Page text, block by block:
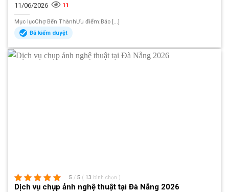
11/06/2026 11
Mục lụcChợ Bến ThànhƯu điểm:Bảo [...]
Đã kiểm duyệt
5 / 5 ( 13 bình chọn )
Dịch vụ chụp ảnh nghệ thuật tại Đà Nẵng 2026